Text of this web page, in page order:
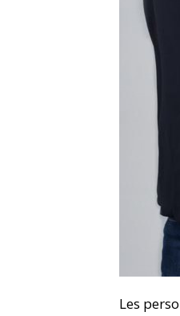
Les